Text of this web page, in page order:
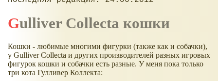
Gulliver Collecta кошки
Кошки - любимые многими фигурки (также как и собачки),
у Gulliver Collecta и других производителей разных игровых
фигурок кошки и собачки есть разные. У меня пока только
три кота Гулливер Коллекта: